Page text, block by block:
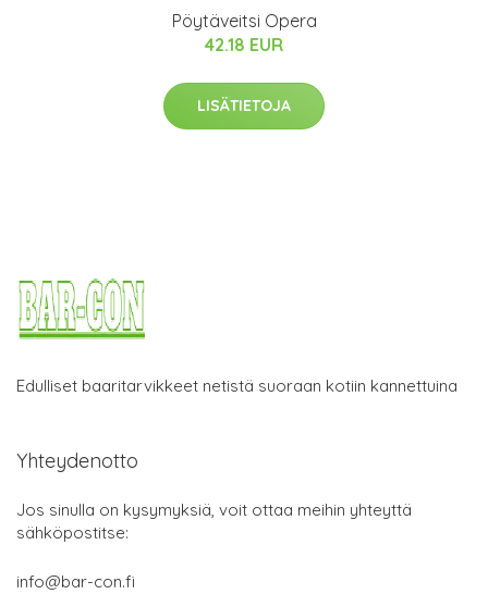
Pöytäveitsi Opera
42.18 EUR
LISÄTIETOJA
Edulliset baaritarvikkeet netistä suoraan kotiin kannettuina
Yhteydenotto
Jos sinulla on kysymyksiä, voit ottaa meihin yhteyttä
sähköpostitse:
info@bar-con.fi